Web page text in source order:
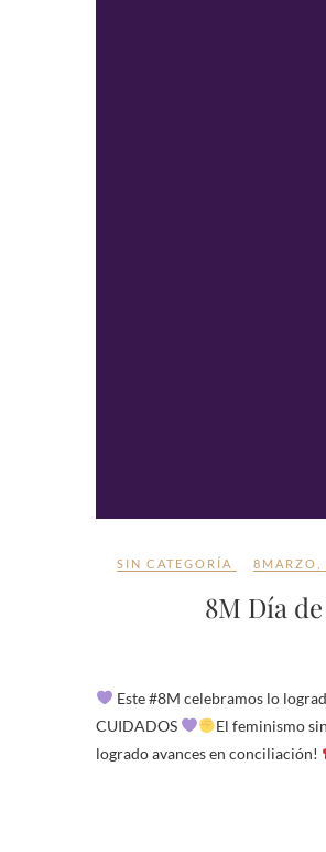
SIN CATEGORÍA 8MARZO
8M Día
Este #8M celebramos lo
CUIDADOS
El feminismo
logrado avances en conciliación!